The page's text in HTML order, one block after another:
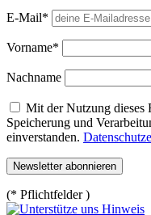
E-Mail*
Vorname*
Nachname
Mit der Nutzung dieses
Speicherung und
einverstanden.
(* Pflichtfelder )